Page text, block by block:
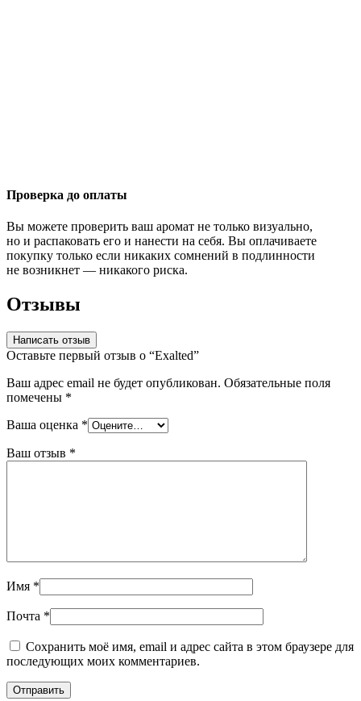
Проверка до оплаты
Вы можете проверить ваш аромат не только визуально,
но и распаковать его и нанести на себя. Вы оплачиваете
покупку только если никаких сомнений в подлинности
не возникнет — никакого риска.
Отзывы
Написать отзыв
Оставьте первый отзыв о “Exalted”
Ваш адрес email не будет опубликован. Обязательные поля
помечены *
Ваша оценка *
Ваш отзыв *
Имя *
Почта *
Сохранить моё имя, email и адрес сайта в этом браузере для
последующих моих комментариев.